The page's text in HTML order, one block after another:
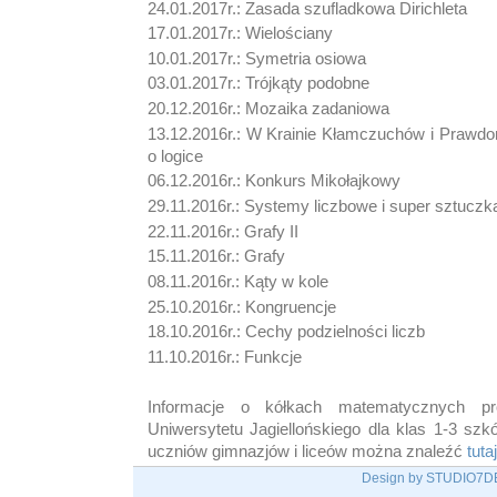
24.01.2017r.: Zasada szufladkowa Dirichleta
17.01.2017r.: Wielościany
10.01.2017r.: Symetria osiowa
03.01.2017r.: Trójkąty podobne
20.12.2016r.: Mozaika zadaniowa
13.12.2016r.: W Krainie Kłamczuchów i
o logice
06.12.2016r.: Konkurs Mikołajkowy
29.11.2016r.: Systemy liczbowe i super
22.11.2016r.: Grafy II
15.11.2016r.: Grafy
08.11.2016r.: Kąty w kole
25.10.2016r.: Kongruencje
18.10.2016r.: Cechy podzielności liczb
11.10.2016r.: Funkcje
Informacje o kółkach matematycznych
Uniwersytetu Jagiellońskiego dla klas 1-3
uczniów gimnazjów i liceów można znaleźć tutaj
Design by